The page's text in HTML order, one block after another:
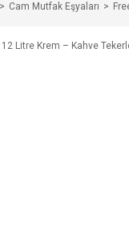
Cam Mutfak Eşyaları